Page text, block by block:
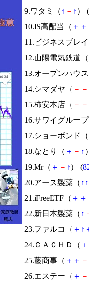
9.ワタミ（ ↑ － ↑ ） (
10.IS高配当（ ＋ ＋
11.ビジネスブレ
12.山陽電気鉄道（
13.オープンハウ
14.シマダヤ（ － －
15.柿安本店（ － －
16.サワイグルー
17.ショーボンド（
18.なとり（ ＋ － ↑
19.Mr（ ＋ － ↑ ） (
20.アース製薬（ ↑ ↑
21.iFreeETF（ ＋ ＋
22.新日本製薬（ ↑
23.ファルコ（ ＋ ↑
24.ＣＡＣＨＤ（ ＋
25.藤商事（ ＋ ＋ －
26.エステー（ ＋ －